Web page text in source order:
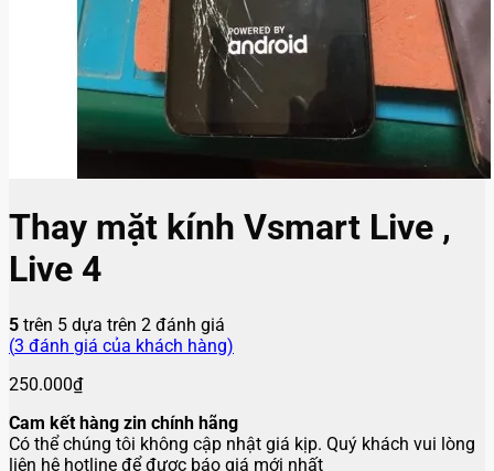
Thay mặt kính Vsmart Live ,
Live 4
5 trên 5 dựa trên 2 đánh giá
(3 đánh giá của khách hàng)
250.000₫
Cam kết hàng zin chính hãng
Có thể chúng tôi không cập nhật giá kịp. Quý khách vui lòng
liên hệ hotline để được báo giá mới nhất